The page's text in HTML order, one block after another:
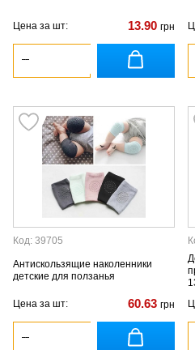
Цена за шт: 13.90 грн
Код: 39705
Антискользящие наколенники
детские для ползанья
Цена за шт: 60.63 грн